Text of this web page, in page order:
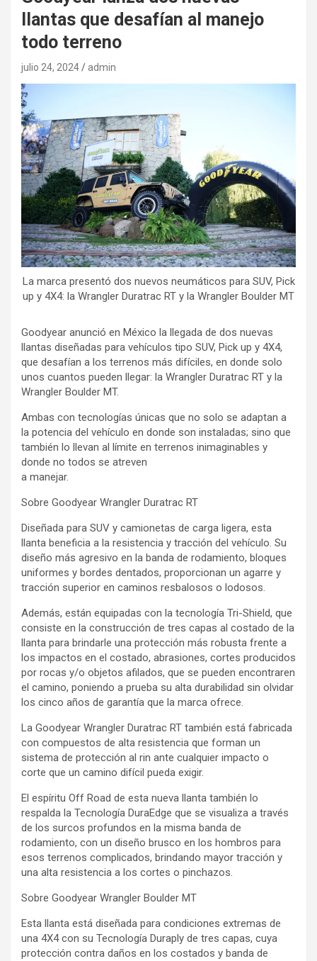
llantas que desafían al manejo
todo terreno
julio 24, 2024 admin
La marca presentó dos nuevos neumáticos para SUV, Pick
up y 4X4: la Wrangler Duratrac RT y la Wrangler Boulder MT
Goodyear anunció en México la llegada de dos nuevas
llantas diseñadas para vehículos tipo SUV, Pick up y 4X4,
que desafían a los terrenos más difíciles, en donde solo
unos cuantos pueden llegar: la Wrangler Duratrac RT y la
Wrangler Boulder MT.
Ambas con tecnologías únicas que no solo se adaptan a
la potencia del vehículo en donde son instaladas; sino que
también lo llevan al límite en terrenos inimaginables y
donde no todos se atreven
a manejar.
Sobre Goodyear Wrangler Duratrac RT
Diseñada para SUV y camionetas de carga ligera, esta
llanta beneficia a la resistencia y tracción del vehículo. Su
diseño más agresivo en la banda de rodamiento, bloques
uniformes y bordes dentados, proporcionan un agarre y
tracción superior en caminos resbalosos o lodosos.
Además, están equipadas con la tecnología Tri-Shield, que
consiste en la construcción de tres capas al costado de la
llanta para brindarle una protección más robusta frente a
los impactos en el costado, abrasiones, cortes producidos
por rocas y/o objetos afilados, que se pueden encontraren
el camino, poniendo a prueba su alta durabilidad sin olvidar
los cinco años de garantía que la marca ofrece.
La Goodyear Wrangler Duratrac RT también está fabricada
con compuestos de alta resistencia que forman un
sistema de protección al rin ante cualquier impacto o
corte que un camino difícil pueda exigir.
El espíritu Off Road de esta nueva llanta también lo
respalda la Tecnología DuraEdge que se visualiza a través
de los surcos profundos en la misma banda de
rodamiento, con un diseño brusco en los hombros para
esos terrenos complicados, brindando mayor tracción y
una alta resistencia a los cortes o pinchazos.
Sobre Goodyear Wrangler Boulder MT
Esta llanta está diseñada para condiciones extremas de
una 4X4 con su Tecnología Duraply de tres capas, cuya
protección contra daños en los costados y banda de